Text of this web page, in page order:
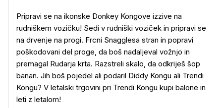
Pripravi se na ikonske Donkey Kongove izzive na
rudniškem vozičku! Sedi v rudniški voziček in pripravi se
na drvenje na progi. Frcni Snagglesa stran in popravi
poškodovani del proge, da boš nadaljeval vožnjo in
premagal Rudarja krta. Razstreli skalo, da odkriješ šop
banan. Jih boš pojedel ali podaril Diddy Kongu ali Trendi
Kongu? V letalski trgovini pri Trendi Kongu kupi balone in
leti z letalom!